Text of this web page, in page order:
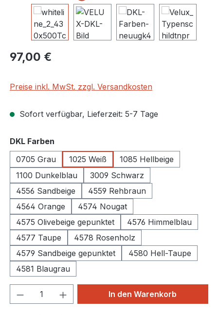
Regulärer Preis:
97,00 €
Preise inkl. MwSt. zzgl. Versandkosten
Sofort verfügbar, Lieferzeit: 5-7 Tage
DKL Farben
0705 Grau
1025 Weiß
1085 Hellbeige
1100 Dunkelblau
3009 Schwarz
4556 Sandbeige
4559 Rehbraun
4564 Orange
4574 Nougat
4575 Olivebeige gepunktet
4576 Himmelblau
4577 Taupe
4578 Rosenholz
4579 Sandbeige gepunktet
4580 Hell-Taupe
4581 Blaugrau
Produkt Anzahl: Gib denIn den Warenkorb